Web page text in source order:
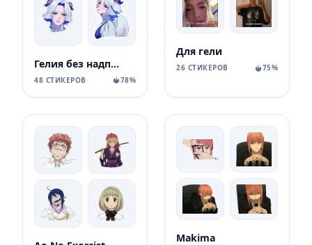
Гелия без надписей
48 СТИКЕРОВ 78%
Для гели
26 СТИКЕРОВ 75%
Makima